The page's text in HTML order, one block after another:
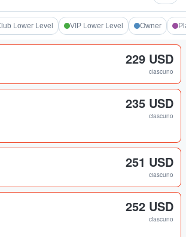
Lower Level VIP Lower Level Owner
229 USD
ciascuno
235 USD
ciascuno
251 USD
ciascuno
252 USD
ciascuno